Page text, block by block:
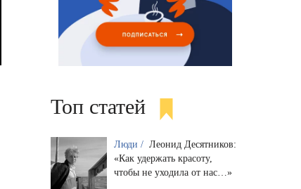
Топ статей
Люди / Леонид Десятников:
«Как удержать красоту,
чтобы не уходила от нас…»